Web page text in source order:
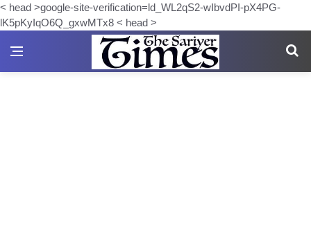
< head >google-site-verification=ld_WL2qS2-wIbvdPI-pX4PG-
lK5pKyIqO6Q_gxwMTx8 < head >